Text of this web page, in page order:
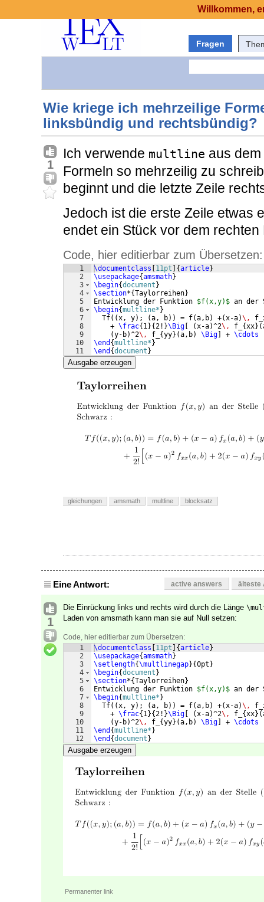
Fragen
Wie kriege ich mehrzeilige
linksbündig und rechtsbündig?
1
Ich verwende multline aus dem
Formeln so mehrzeilig zu
beginnt und die letzte Zeile
Jedoch ist die erste Zeile etwas
endet ein Stück vor dem rechten
Code, hier editierbar zum Übersetzen:
1
2
3
4
5
6
7
8
9
10
11
\documentclass 11pt {article}
\usepackage{amsmath}
\begin{document }
\section*{Taylorreihen}
Entwicklung der Funktion $f(x,y)$ an
\begin{multline* }
  Tf
((x, y) ; (a, b)) = f(a,b) +(x-a)\,
    +
\frac{ 1}{2! }\Big (x-a)^2\, f_ {xx} (
(y-b)^2\, f_ {yy} (a,b) \Big + \cdots
\end {multline* }
\end {document }
Ausgabe erzeugen
gleichungen amsmath multline blocksatz
Eine Antwort: active answers älteste
1
Die Einrückung links und rechts wird durch die Länge
Laden von amsmath kann man sie auf Null setzen:
Code, hier editierbar zum Übersetzen:
1
2
3
4
5
6
7
8
9
10
11
12
\documentclass 11pt {article}
\usepackage{amsmath}
\setlength{\multlinegap}{0pt }
\begin{document }
\section*{Taylorreihen}
Entwicklung der Funktion $f(x,y)$ an
\begin{multline* }
  Tf
((x, y) ; (a, b)) = f(a,b) +(x-a)\,
    +
\frac{ 1}{2! }\Big (x-a)^2\, f_ {xx} (
(y-b)^2\, f_ {yy} (a,b) \Big + \cdots
\end {multline* }
\end {document }
Ausgabe erzeugen
Permanenter link
Willkommen,